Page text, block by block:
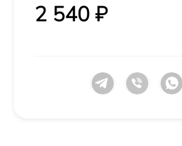
2 540 ₽